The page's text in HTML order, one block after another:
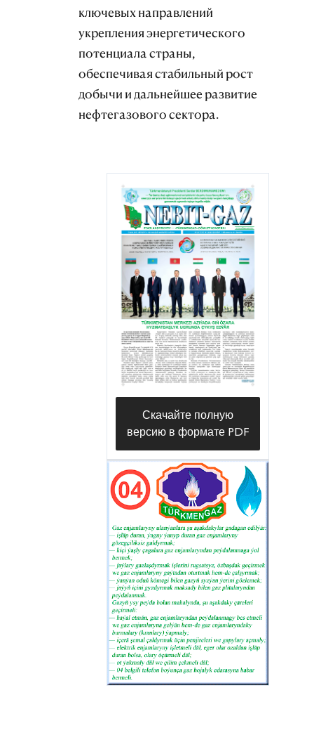
ключевых направлений
укрепления энергетического
потенциала страны,
обеспечивая стабильный рост
добычи и дальнейшее развитие
нефтегазового сектора.
Скачайте полную
версию в формате PDF